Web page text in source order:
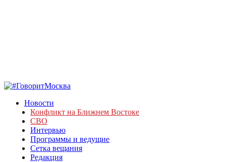
Новости
Конфликт на Ближнем Востоке
СВО
Интервью
Программы и ведущие
Сетка вещания
Редакция